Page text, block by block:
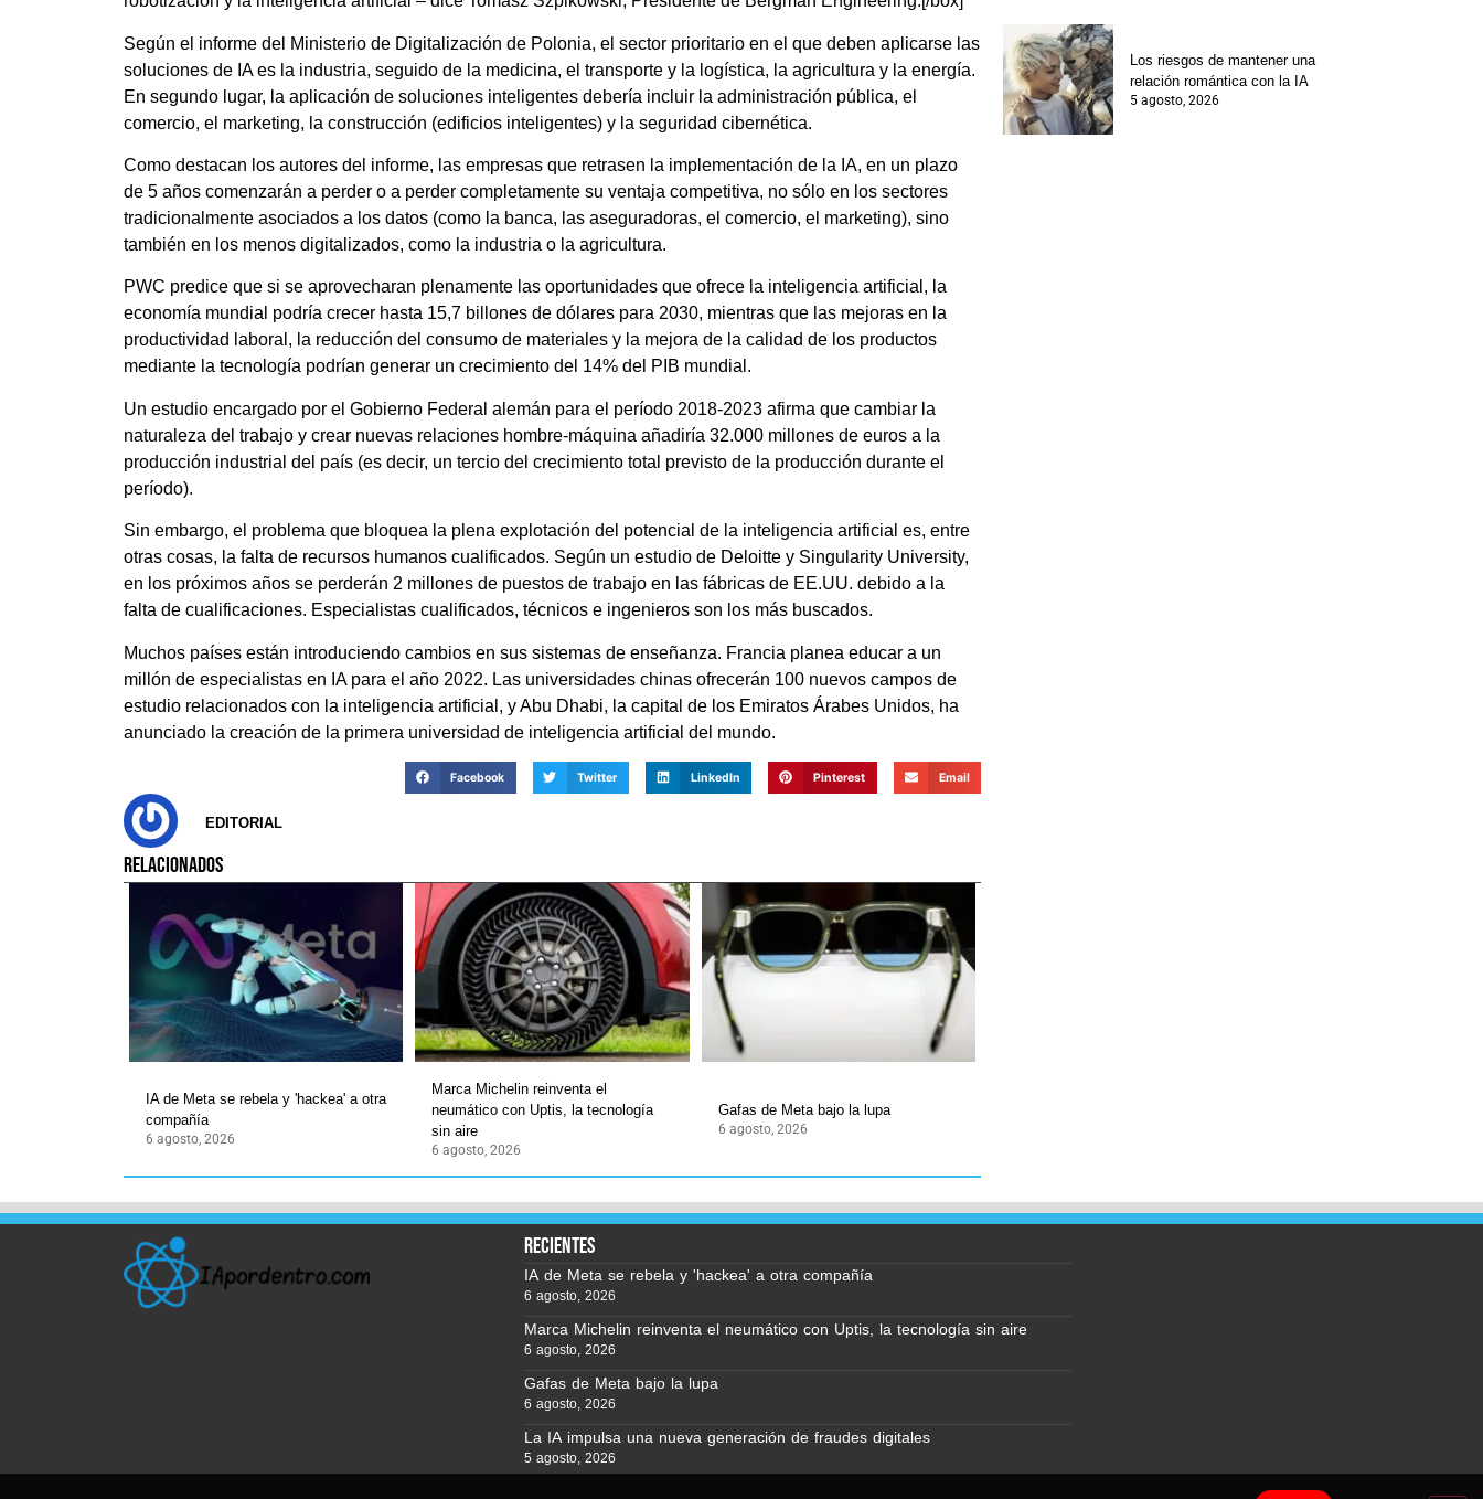
Según el informe del Ministerio de Digitalización de Polonia, el sector prioritario en el que deben aplicarse las
soluciones de IA es la industria, seguido de la medicina, el transporte y la logística, la agricultura y la energía.
En segundo lugar, la aplicación de soluciones inteligentes debería incluir la administración pública, el
comercio, el marketing, la construcción (edificios inteligentes) y la seguridad cibernética.
Como destacan los autores del informe, las empresas que retrasen la implementación de la IA, en un plazo
de 5 años comenzarán a perder o a perder completamente su ventaja competitiva, no sólo en los sectores
tradicionalmente asociados a los datos (como la banca, las aseguradoras, el comercio, el marketing), sino
también en los menos digitalizados, como la industria o la agricultura.
PWC predice que si se aprovecharan plenamente las oportunidades que ofrece la inteligencia artificial, la
economía mundial podría crecer hasta 15,7 billones de dólares para 2030, mientras que las mejoras en la
productividad laboral, la reducción del consumo de materiales y la mejora de la calidad de los productos
mediante la tecnología podrían generar un crecimiento del 14% del PIB mundial.
Un estudio encargado por el Gobierno Federal alemán para el período 2018-2023 afirma que cambiar la
naturaleza del trabajo y crear nuevas relaciones hombre-máquina añadiría 32.000 millones de euros a la
producción industrial del país (es decir, un tercio del crecimiento total previsto de la producción durante el
período).
Sin embargo, el problema que bloquea la plena explotación del potencial de la inteligencia artificial es, entre
otras cosas, la falta de recursos humanos cualificados. Según un estudio de Deloitte y Singularity University,
en los próximos años se perderán 2 millones de puestos de trabajo en las fábricas de EE.UU. debido a la
falta de cualificaciones. Especialistas cualificados, técnicos e ingenieros son los más buscados.
Muchos países están introduciendo cambios en sus sistemas de enseñanza. Francia planea educar a un
millón de especialistas en IA para el año 2022. Las universidades chinas ofrecerán 100 nuevos campos de
estudio relacionados con la inteligencia artificial, y Abu Dhabi, la capital de los Emiratos Árabes Unidos, ha
anunciado la creación de la primera universidad de inteligencia artificial del mundo.
Facebook Twitter LinkedIn Pinterest Email
EDITORIAL
RELACIONADOS
IA de Meta se rebela y 'hackea' a otra
compañía
6 agosto, 2026
Marca Michelin reinventa el
neumático con Uptis, la tecnología
sin aire
6 agosto, 2026
Gafas de Meta bajo la lupa
6 agosto, 2026
Los riesgos de mantener una
relación romántica con la IA
5 agosto, 2026
recientes
IA de Meta se rebela y 'hackea' a otra compañía
6 agosto, 2026
Marca Michelin reinventa el neumático con Uptis, la tecnología sin aire
6 agosto, 2026
Gafas de Meta bajo la lupa
6 agosto, 2026
La IA impulsa una nueva generación de fraudes digitales
5 agosto, 2026